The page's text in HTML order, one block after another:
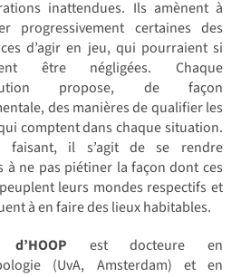
inattendues. Ils amènent à
progressivement certaines des
d’agir en jeu, qui pourraient si
être négligées. Chaque
propose, de façon
des manières de qualifier les
comptent dans chaque situation.
faisant, il s’agit de se rendre
à ne pas piétiner la façon dont ces
leurs mondes respectifs et
à en faire des lieux habitables.
est docteure en
(UvA, Amsterdam) et en